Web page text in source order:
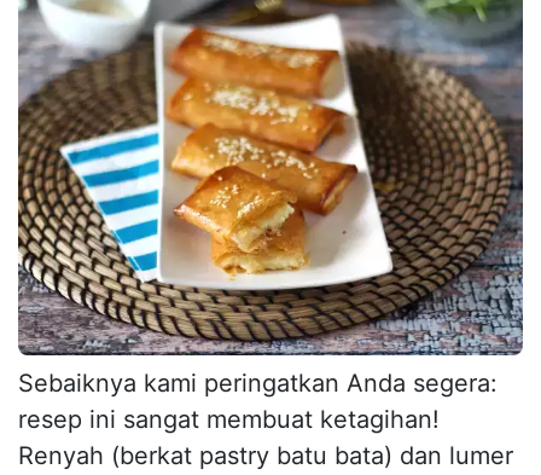
Sebaiknya kami peringatkan Anda segera:
resep ini sangat membuat ketagihan!
Renyah (berkat pastry batu bata) dan lumer